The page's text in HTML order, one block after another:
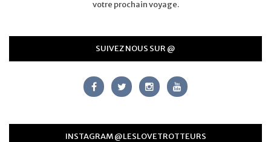
votre prochain voyage.
SUIVEZ NOUS SUR @
INSTAGRAM @LESLOVETROTTEURS